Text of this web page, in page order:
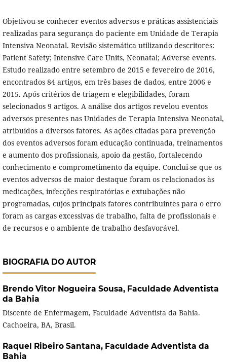
Objetivou-se conhecer eventos adversos e práticas assistenciais
realizadas para segurança do paciente em Unidade de Terapia
Intensiva Neonatal. Revisão sistemática utilizando descritores:
Patient Safety; Intensive Care Units, Neonatal; Adverse events.
Estudo realizado entre setembro de 2015 e fevereiro de 2016,
encontrados 84 artigos, em três bases de dados, entre 2006 e
2015. Após critérios de triagem e elegibilidades, foram
selecionados 9 artigos. A análise dos artigos revelou eventos
adversos presentes nas Unidades de Terapia Intensiva Neonatal,
atribuídos a diversos fatores. As ações citadas para prevenção
dos eventos adversos foram educação continuada, treinamentos
e aumento dos profissionais, apoio da gestão, fortalecendo
conhecimento e comprometimento da equipe. Conclui-se que os
eventos adversos de maior destaque foram os relacionados às
medicações, infecções respiratórias e extubações não
programadas, cujos principais fatores contribuintes para o erro
foram as cargas excessivas de trabalho, falta de profissionais e
de recursos e o ambiente de trabalho desfavorável.
BIOGRAFIA DO AUTOR
Brendo Vitor Nogueira Sousa, Faculdade Adventista
da Bahia
Discente de Enfermagem, Faculdade Adventista da Bahia.
Cachoeira, BA, Brasil.
Raquel Ribeiro Santana, Faculdade Adventista da
Bahia